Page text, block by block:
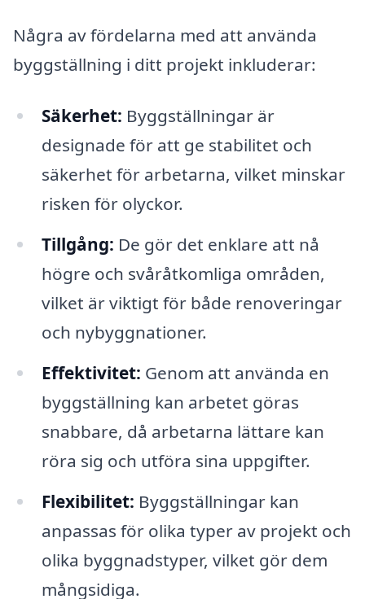
Några av fördelarna med att använda
byggställning i ditt projekt inkluderar:
Säkerhet: Byggställningar är
designade för att ge stabilitet och
säkerhet för arbetarna, vilket minskar
risken för olyckor.
Tillgång: De gör det enklare att nå
högre och svåråtkomliga områden,
vilket är viktigt för både renoveringar
och nybyggnationer.
Effektivitet: Genom att använda en
byggställning kan arbetet göras
snabbare, då arbetarna lättare kan
röra sig och utföra sina uppgifter.
Flexibilitet: Byggställningar kan
anpassas för olika typer av projekt och
olika byggnadstyper, vilket gör dem
mångsidiga.